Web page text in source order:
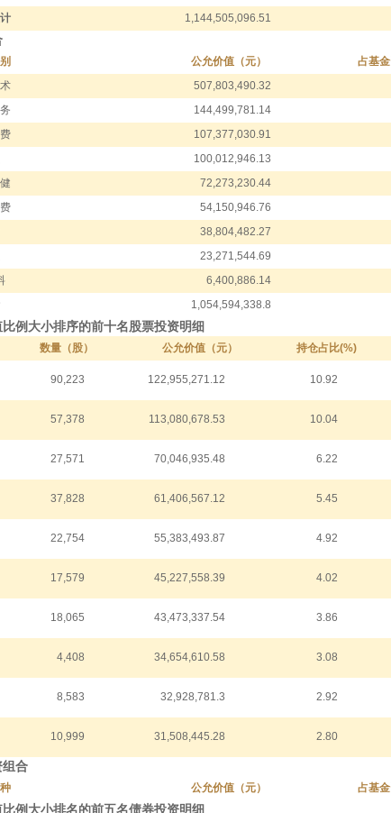
1,144,505,096.51
公允价值（元） 占基
507,803,490.32
144,499,781.14
107,377,030.91
100,012,946.13
72,273,230.44
54,150,946.76
38,804,482.27
23,271,544.69
6,400,886.14
1,054,594,338.8
例大小排序的前十名股票投资明细
数量（股） 公允价值（元） 持仓占比(%)
90,223 122,955,271.12 10.92
57,378 113,080,678.53 10.04
27,571 70,046,935.48 6.22
37,828 61,406,567.12 5.45
22,754 55,383,493.87 4.92
17,579 45,227,558.39 4.02
18,065 43,473,337.54 3.86
4,408 34,654,610.58 3.08
8,583 32,928,781.3 2.92
10,999 31,508,445.28 2.80
组合
公允价值（元） 占基
例大小排名的前五名债券投资明细